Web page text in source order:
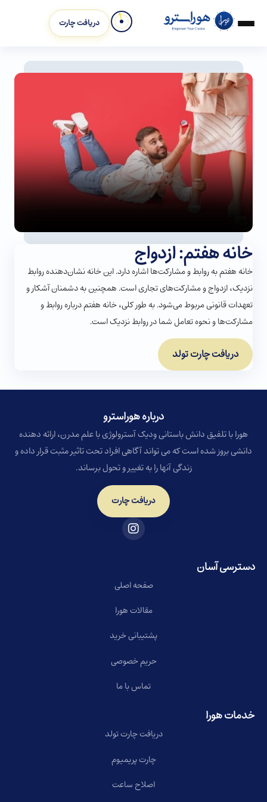
دریافت چارت
خانه هفتم: ازدواج
خانه هفتم به روابط و مشارکت‌ها اشاره دارد. این خانه نشان‌دهنده روابط
نزدیک، ازدواج و مشارکت‌های تجاری است. همچنین به دشمنان آشکار و
تعهدات قانونی مربوط می‌شود. به طور کلی، خانه هفتم درباره روابط و
مشارکت‌ها و نحوه تعامل شما در روابط نزدیک است.
دریافت چارت تولد
درباره هوراسترو​
هورا با تلفیق دانش باستانی ودیک آسترولوژی با علم مدرن، ارائه دهنده
دانشی بروز شده است که می تواند آگاهی افراد تحت تاثیر مثبت قرار داده و
زندگی آنها را به تغییر و تحول برساند.
دریافت چارت
دسترسی آسان
صفحه اصلی
مقالات هورا
پشتیبانی خرید
حریم خصوصی
تماس با ما
خدمات هورا
دریافت چارت تولد
چارت پریمیوم
اصلاح ساعت